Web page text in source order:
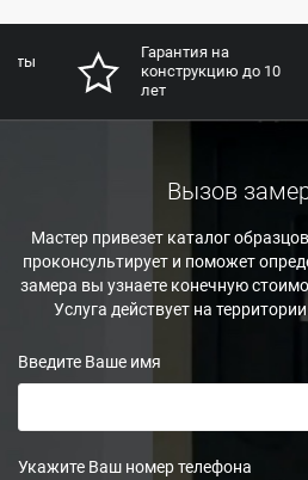
Гарантия на
конструкцию до 10
лет
Вызов
Мастер привезет каталог
проконсультирует и поможет
замера вы узнаете конечную
Услуга действует на
Введите Ваше имя
Укажите Ваш номер телефона